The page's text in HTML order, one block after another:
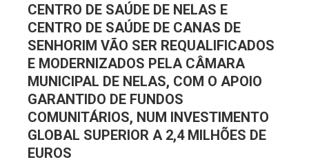
CENTRO DE SAÚDE DE NELAS E
CENTRO DE SAÚDE DE CANAS DE
SENHORIM VÃO SER REQUALIFICADOS
E MODERNIZADOS PELA CÂMARA
MUNICIPAL DE NELAS, COM O APOIO
GARANTIDO DE FUNDOS
COMUNITÁRIOS, NUM INVESTIMENTO
GLOBAL SUPERIOR A 2,4 MILHÕES DE
EUROS